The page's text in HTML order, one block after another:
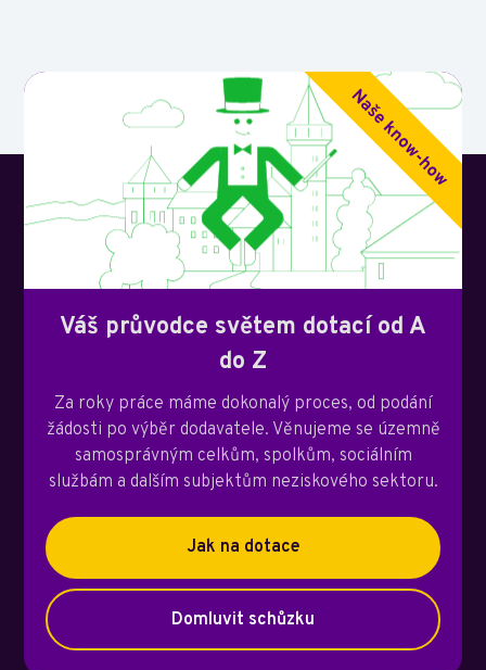
Váš průvodce světem dotací od A
do Z
Za roky práce máme dokonalý proces, od podání
žádosti po výběr dodavatele. Věnujeme se územně
samosprávným celkům, spolkům, sociálním
službám a dalším subjektům neziskového sektoru.
Jak na dotace
Domluvit schůzku